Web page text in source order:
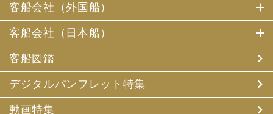
客船会社（外国船）
客船会社（日本船）
客船図鑑
デジタルパンフレット特集
動画特集